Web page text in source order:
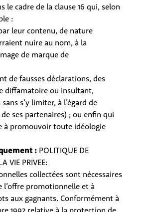
le cadre de la clause 16 qui, selon
:
leur contenu, de nature
nuire au nom, à la
de marque de
fausses déclarations, des
diffamatoire ou insultant,
s’y limiter, à l’égard de
ses partenaires) ; ou enfin qui
à promouvoir toute idéologie
: POLITIQUE DE
VIE PRIVEE:
collectées sont nécessaires
l’offre promotionnelle et à
aux gagnants. Conformément à
1992 relative à la protection de